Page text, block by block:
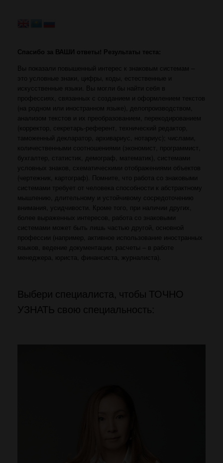
Спасибо за ВАШИ ответы! Результаты теста:
Вы показали повышенный интерес к знаковым системам –
это условные знаки, цифры, коды, естественные и
искусственные языки. Вы могли бы найти себя в
профессиях, связанных с созданием и оформлением текстов
(на родном или иностранном языке), делопроизводством,
анализом текстов и их преобразованием, перекодированием
(корректор, секретарь-референт, технический редактор,
таможенный декларатор, архивариус, нотариус); числами,
количественными соотношениями (экономист, программист,
бухгалтер, статистик, демограф, математик), системами
условных знаков, схематическими отображениями объектов
(чертежник, картограф). Помните, что работа со знаковыми
системами требует от человека способности к абстрактному
мышлению, длительному и устойчивому сосредоточению
внимания, усидчивости. Кроме того, при наличии других,
более выраженных интересов, работа со знаковыми
системами может быть лишь частью другой, основной
профессии (например, активное использование иностранных
языков, ведение документации, расчеты – в работе
менеджера, юриста, финансиста, журналиста).
Выбери специалиста, чтобы ТОЧНО
УЗНАТЬ свою специальность: